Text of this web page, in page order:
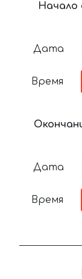
Начало
Дата
Время
Дата
Время